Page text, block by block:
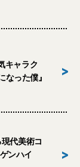
キャラク
なった僕』
>
代美術コ
ンハイ
>